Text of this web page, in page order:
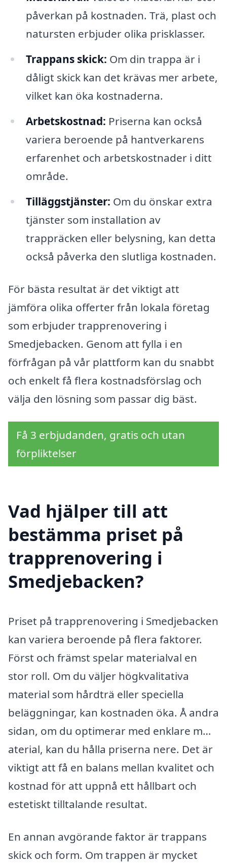
påverkan på kostnaden. Trä, plast och
natursten erbjuder olika prisklasser.
Trappans skick: Om din trappa är i
dåligt skick kan det krävas mer arbete,
vilket kan öka kostnaderna.
Arbetskostnad: Priserna kan också
variera beroende på hantverkarens
erfarenhet och arbetskostnader i ditt
område.
Tilläggstjänster: Om du önskar extra
tjänster som installation av
trappräcken eller belysning, kan detta
också påverka den slutliga kostnaden.
För bästa resultat är det viktigt att
jämföra olika offerter från lokala företag
som erbjuder trapprenovering i
Smedjebacken. Genom att fylla i en
förfrågan på vår plattform kan du snabbt
och enkelt få flera kostnadsförslag och
välja den lösning som passar dig bäst.
Få 3 erbjudanden, gratis och utan
förpliktelser
Vad hjälper till att
bestämma priset på
trapprenovering i
Smedjebacken?
Priset på trapprenovering i Smedjebacken
kan variera beroende på flera faktorer.
Först och främst spelar materialval en
stor roll. Om du väljer högkvalitativa
material som hårdträ eller speciella
beläggningar, kan kostnaden öka. Å andra
sidan, om du optimerar med enklare m…
aterial, kan du hålla priserna nere. Det är
viktigt att få en balans mellan kvalitet och
kostnad för att uppnå ett hållbart och
estetiskt tilltalande resultat.
En annan avgörande faktor är trappans
skick och form. Om trappen är mycket